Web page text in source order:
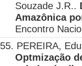
Souzade J.R..
Amazônica
Encontro
55. PEREIRA,
Optmização